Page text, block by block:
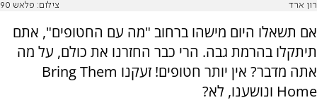
רון ארד צילום: פלאש 90
אם תשאלו היום מישהו ברחוב "מה עם החטופים", אתם
תיתקלו בהרמת גבה. הרי כבר החזרנו את כולם, על מה
אתה מדבר? אין יותר חטופים! זעקנו Bring Them
Home ונושענו, לא?